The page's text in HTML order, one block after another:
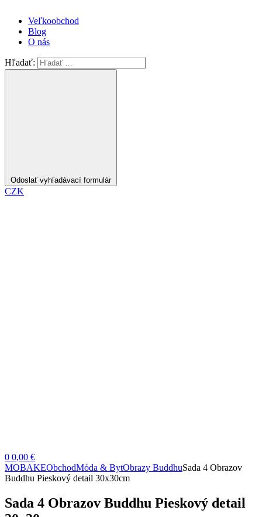
Veľkoobchod
Blog
O nás
Hľadať:
Odoslať vyhľadávací formulár
CZK
0 0,00 €
MOBAKEObchodMóda & BytObrazy BuddhuSada 4 Obrazov
Buddhu Pieskový detail 30x30cm
Sada 4 Obrazov Buddhu Pieskový detail